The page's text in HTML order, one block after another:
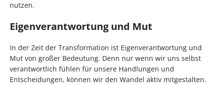
nutzen.
Eigenverantwortung und Mut
In der Zeit der Transformation ist Eigenverantwortung und
Mut von großer Bedeutung. Denn nur wenn wir uns selbst
verantwortlich fühlen für unsere Handlungen und
Entscheidungen, können wir den Wandel aktiv mitgestalten.